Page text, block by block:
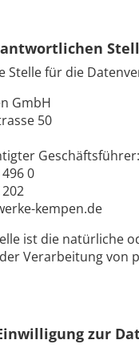
Stelle für die
GmbH
50
0
kempen.de
ist die natürliche
Verarbeitung von
zur